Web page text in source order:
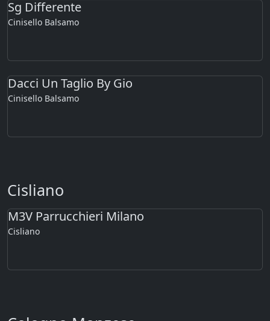
Sg Differente
Cinisello Balsamo
Dacci Un Taglio By Gio
Cinisello Balsamo
Cisliano
M3V Parrucchieri Milano
Cisliano